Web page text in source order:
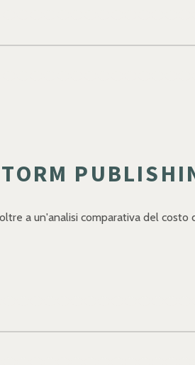
a un'analisi comparativa del costo